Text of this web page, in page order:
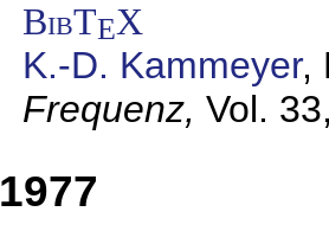
BibTEX
K.-D. Kammeyer,
Frequenz, Vol.
1977